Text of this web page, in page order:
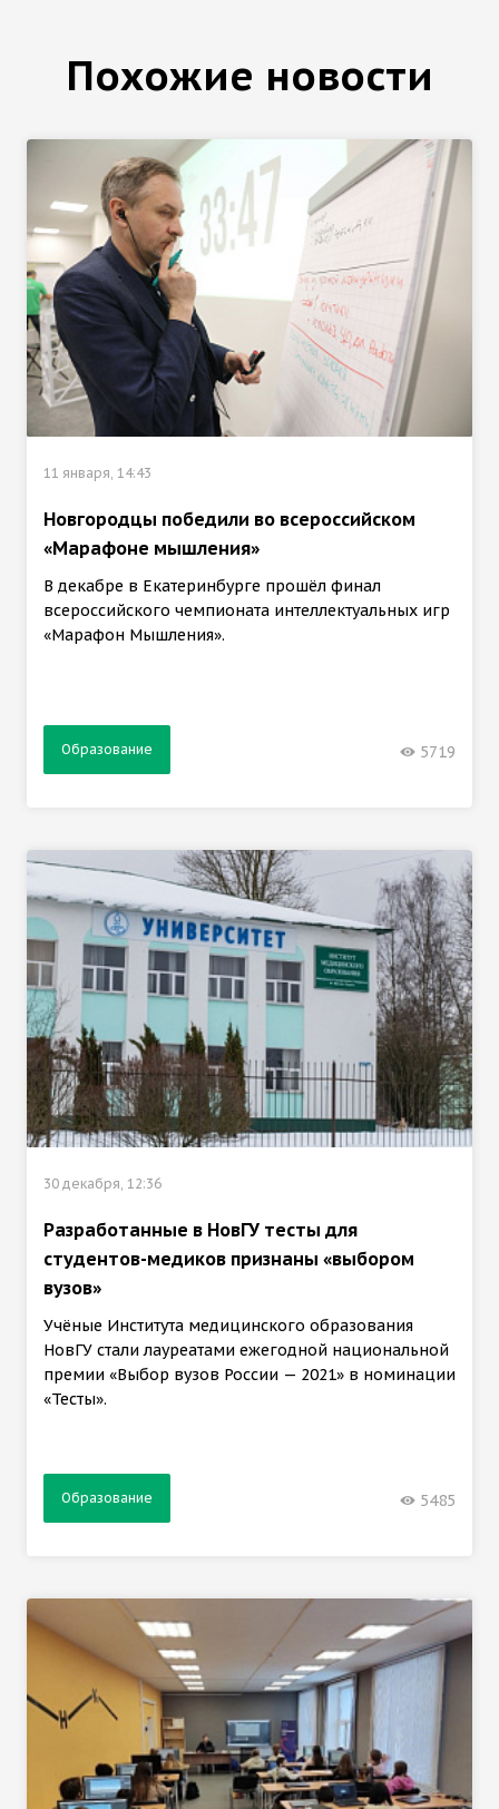
Похожие новости
11 января, 14:43
Новгородцы победили во всероссийском
«Марафоне мышления»
В декабре в Екатеринбурге прошёл финал
всероссийского чемпионата интеллектуальных игр
«Марафон Мышления».
Образование 5719
30 декабря, 12:36
Разработанные в НовГУ тесты для
студентов-медиков признаны «выбором
вузов»
Учёные Института медицинского образования
НовГУ стали лауреатами ежегодной национальной
премии «Выбор вузов России — 2021» в номинации
«Тесты».
Образование 5485